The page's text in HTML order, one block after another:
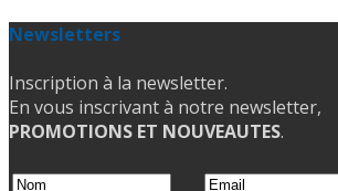
Newsletters
Inscription à la newsletter.
En vous inscrivant à notre newsletter,
PROMOTIONS ET NOUVEAUTES.